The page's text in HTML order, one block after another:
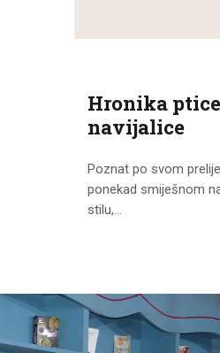
Hronika ptice
navijalice
Poznat po svom
ponekad smiješnom
stilu,...